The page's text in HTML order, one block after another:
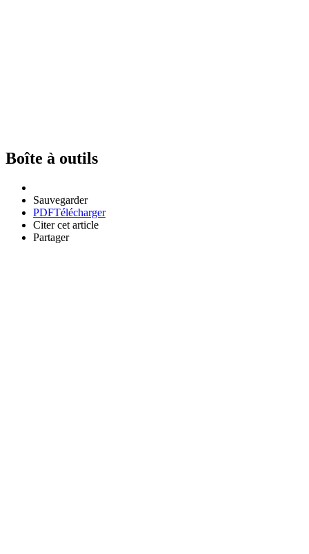
Boîte à outils
Sauvegarder
PDFTélécharger
Citer cet article
Partager